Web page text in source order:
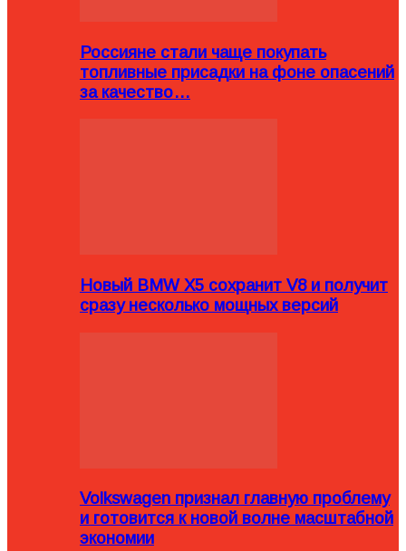
Россияне стали чаще покупать
топливные присадки на фоне опасений
за качество…
Новый BMW X5 сохранит V8 и получит
сразу несколько мощных версий
Volkswagen признал главную проблему
и готовится к новой волне масштабной
экономии